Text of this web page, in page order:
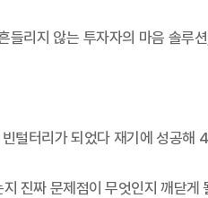
리지 않는 투자자의 마음 솔
털터리가 되었다 재기에 성공
진짜 문제점이 무엇인지 깨닫